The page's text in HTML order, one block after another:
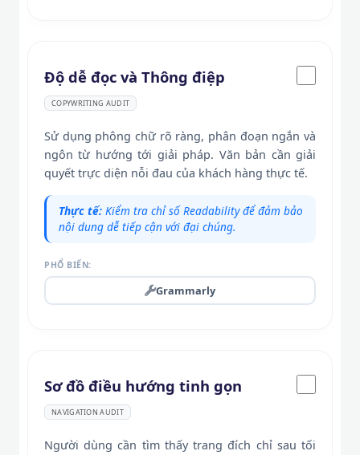
Độ dễ đọc và Thông điệp
COPYWRITING AUDIT
Sử dụng phông chữ rõ ràng, phân đoạn ngắn và
ngôn từ hướng tới giải pháp. Văn bản cần giải
quyết trực diện nỗi đau của khách hàng thực tế.
Thực tế: Kiểm tra chỉ số Readability để đảm bảo
nội dung dễ tiếp cận với đại chúng.
PHỔ BIẾN:
Grammarly
Sơ đồ điều hướng tinh gọn
NAVIGATION AUDIT
Người dùng cần tìm thấy trang đích chỉ sau tối